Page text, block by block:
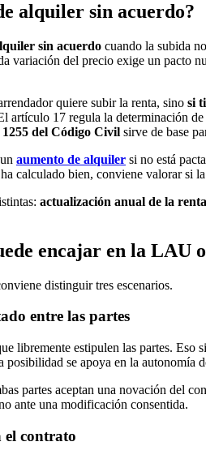
alquiler sin acuerdo?
sin acuerdo cuando la subida
variación del precio exige un pacto
quiere subir la renta, sino si
artículo 17 regula la determinación
del Código Civil sirve de base
aumento de alquiler si no está
calculado bien, conviene valorar si
actualización anual de la renta
encajar en la LAU
distinguir tres escenarios.
entre las partes
libremente estipulen las partes.
se apoya en la autonomía
partes aceptan una novación del
ante una modificación consentida.
el contrato